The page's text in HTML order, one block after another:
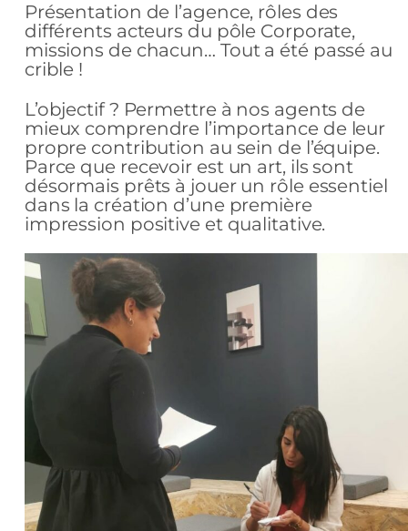
Présentation de l’agence, rôles des
différents acteurs du pôle Corporate,
missions de chacun… Tout a été passé au
crible !
L’objectif ? Permettre à nos agents de
mieux comprendre l’importance de leur
propre contribution au sein de l’équipe.
Parce que recevoir est un art, ils sont
désormais prêts à jouer un rôle essentiel
dans la création d’une première
impression positive et qualitative.